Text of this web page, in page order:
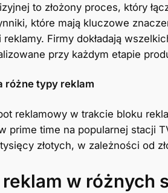
to złożony proces, który
które mają kluczowe
Firmy dokładają
przy każdym etapie
różne typy reklam
reklamowy w trakcie bloku
prime time na popularnej stacji
złotych, w zależności od
w różnych